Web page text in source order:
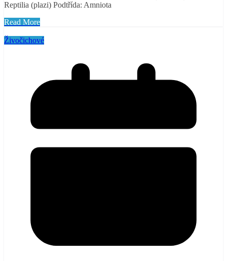
Reptilia (plazi) Podtřída: Amniota
Read More
Živočichové